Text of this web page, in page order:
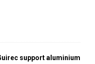
support aluminium